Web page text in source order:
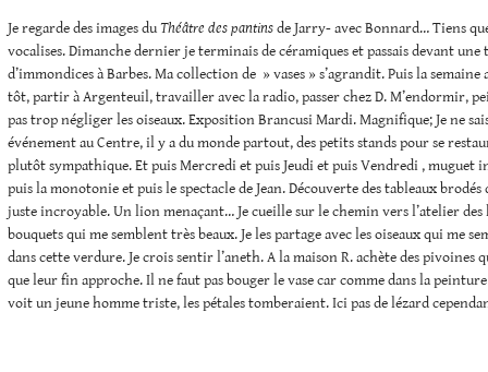
Je regarde des images duThéâtre des pantinsde Jarry- avec Bonnard… Tiens
vocalises. Dimanche dernier je terminais de céramiques et passais devant
d’immondices à Barbes. Ma collection de » vases » s’agrandit. Puis la semaine
tôt, partir à Argenteuil, travailler avec la radio, passer chez D. M’endormir,
pas trop négliger les oiseaux. Exposition Brancusi Mardi. Magnifique; Je ne
événement au Centre, il y a du monde partout, des petits stands pour se
plutôt sympathique. Et puis Mercredi et puis Jeudi et puis Vendredi , muguet
puis la monotonie et puis le spectacle de Jean. Découverte des tableaux brodés
juste incroyable. Un lion menaçant… Je cueille sur le chemin vers l’atelier des
bouquets qui me semblent très beaux. Je les partage avec les oiseaux qui me
dans cette verdure. Je crois sentir l’aneth. A la maison R. achète des pivoines
que leur fin approche. Il ne faut pas bouger le vase car comme dans la peinture
voit un jeune homme triste, les pétales tomberaient. Ici pas de lézard